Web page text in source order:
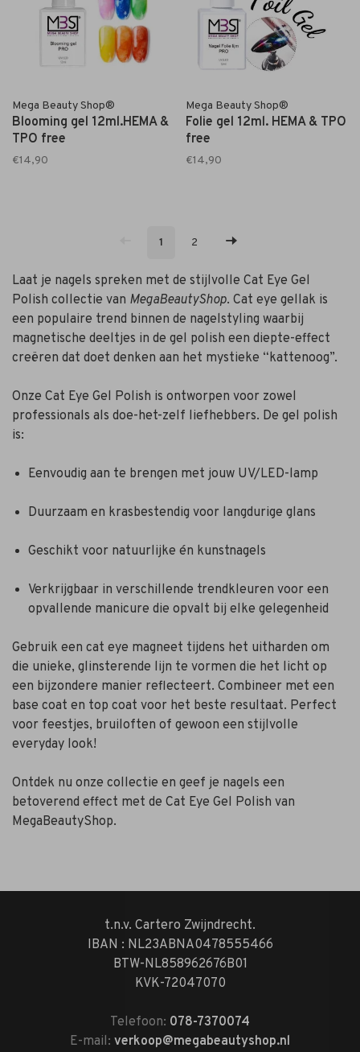
Mega Beauty Shop®
Blooming gel 12ml.HEMA &
TPO free
€14,90
Mega Beauty Shop®
Folie gel 12ml. HEMA & TPO
free
€14,90
1 2
Laat je nagels spreken met de stijlvolle Cat Eye Gel
Polish collectie van MegaBeautyShop. Cat eye gellak is
een populaire trend binnen de nagelstyling waarbij
magnetische deeltjes in de gel polish een diepte-effect
creëren dat doet denken aan het mystieke “kattenoog”.
Onze Cat Eye Gel Polish is ontworpen voor zowel
professionals als doe-het-zelf liefhebbers. De gel polish
is:
Eenvoudig aan te brengen met jouw UV/LED-lamp
Duurzaam en krasbestendig voor langdurige glans
Geschikt voor natuurlijke én kunstnagels
Verkrijgbaar in verschillende trendkleuren voor een
opvallende manicure die opvalt bij elke gelegenheid
Gebruik een cat eye magneet tijdens het uitharden om
die unieke, glinsterende lijn te vormen die het licht op
een bijzondere manier reflecteert. Combineer met een
base coat en top coat voor het beste resultaat. Perfect
voor feestjes, bruiloften of gewoon een stijlvolle
everyday look!
Ontdek nu onze collectie en geef je nagels een
betoverend effect met de Cat Eye Gel Polish van
MegaBeautyShop.
t.n.v. Cartero Zwijndrecht.
IBAN : NL23ABNA0478555466
BTW-NL858962676B01
KVK-72047070
Telefoon: 078-7370074
E-mail: verkoop@megabeautyshop.nl